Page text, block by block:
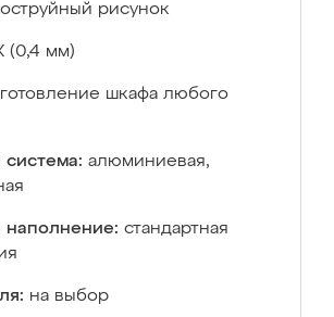
рисунок
(0,4 мм)
шкафа любого
система: алюминиевая,
наполнение: стандартная
на выбор